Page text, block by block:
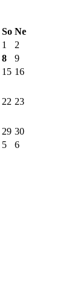
So Ne
1
2
8
9
15 16
22 23
29 30
5 6